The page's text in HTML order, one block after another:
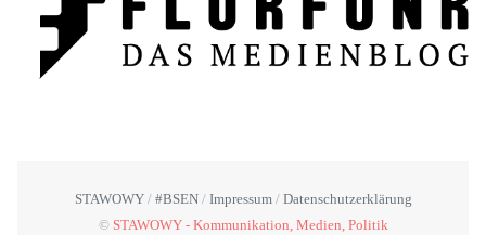
STAWOWY #BSEN Impressum
Datenschutzerklärung
© STAWOWY - Kommunikation, Medien, Politik